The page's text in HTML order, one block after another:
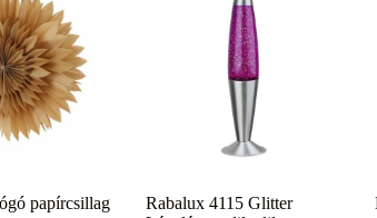
papírcsillag
Rabalux 4115 Glitter